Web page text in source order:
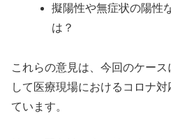
擬陽性や無症状の陽性
は？
これらの意見は、今回のケー
して医療現場におけるコロナ
ています。